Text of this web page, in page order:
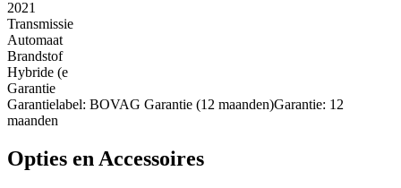
2021
Transmissie
Automaat
Brandstof
Hybride (e
Garantie
Garantielabel: BOVAG Garantie (12 maanden)Garantie: 12
maanden
Opties en Accessoires